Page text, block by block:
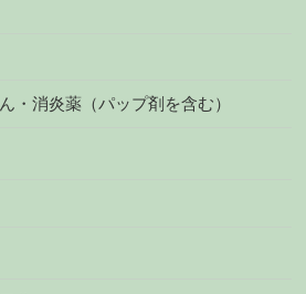
・消炎薬（パップ剤を含む）